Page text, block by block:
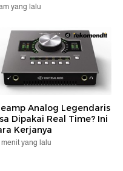
yang lalu
Analog Legendaris
Dipakai Real Time? Ini
Kerjanya
yang lalu